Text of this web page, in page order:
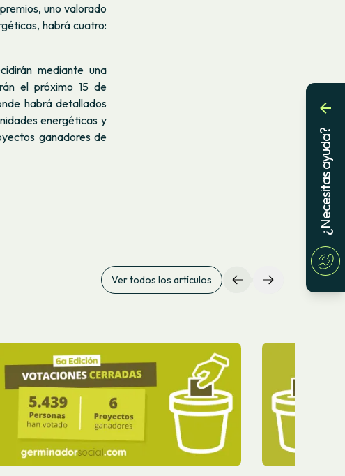
uno valorado
habrá cuatro:
mediante una
el próximo 15 de
habrá detallados
energéticas y
ganadores de
Ver todos los artículos
¿Necesitas ayuda?